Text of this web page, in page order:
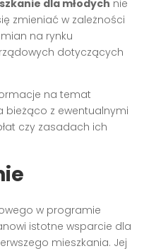
dla młodych nie
zmieniać w zależności
na rynku
dotyczących
na temat
bieżąco z ewentualnymi
czy zasadach ich
w programie
istotne wsparcie dla
mieszkania. Jej